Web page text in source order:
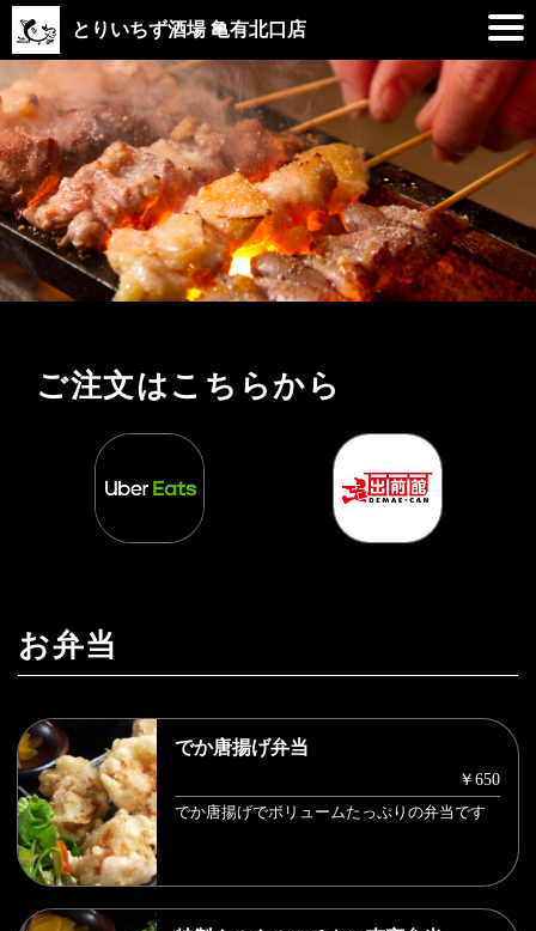
とりいちず酒場 亀有北口店
ご注文はこちらから
お弁当
でか唐揚げ弁当
￥650
でか唐揚げでボリュームたっぷりの弁当です